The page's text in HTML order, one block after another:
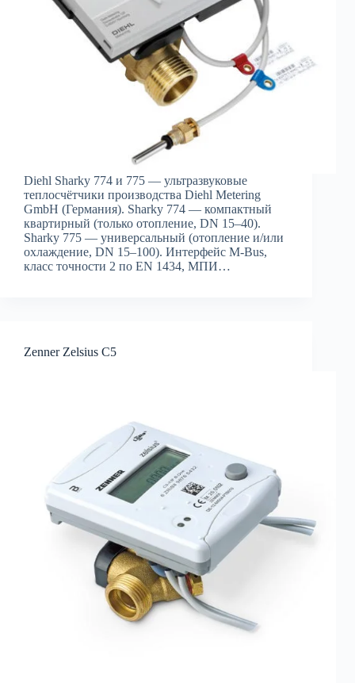
Diehl Sharky 774 и 775 — ультразвуковые
теплосчётчики производства Diehl Metering
GmbH (Германия). Sharky 774 — компактный
квартирный (только отопление, DN 15–40).
Sharky 775 — универсальный (отопление и/или
охлаждение, DN 15–100). Интерфейс M-Bus,
класс точности 2 по EN 1434, МПИ…
Zenner Zelsius C5